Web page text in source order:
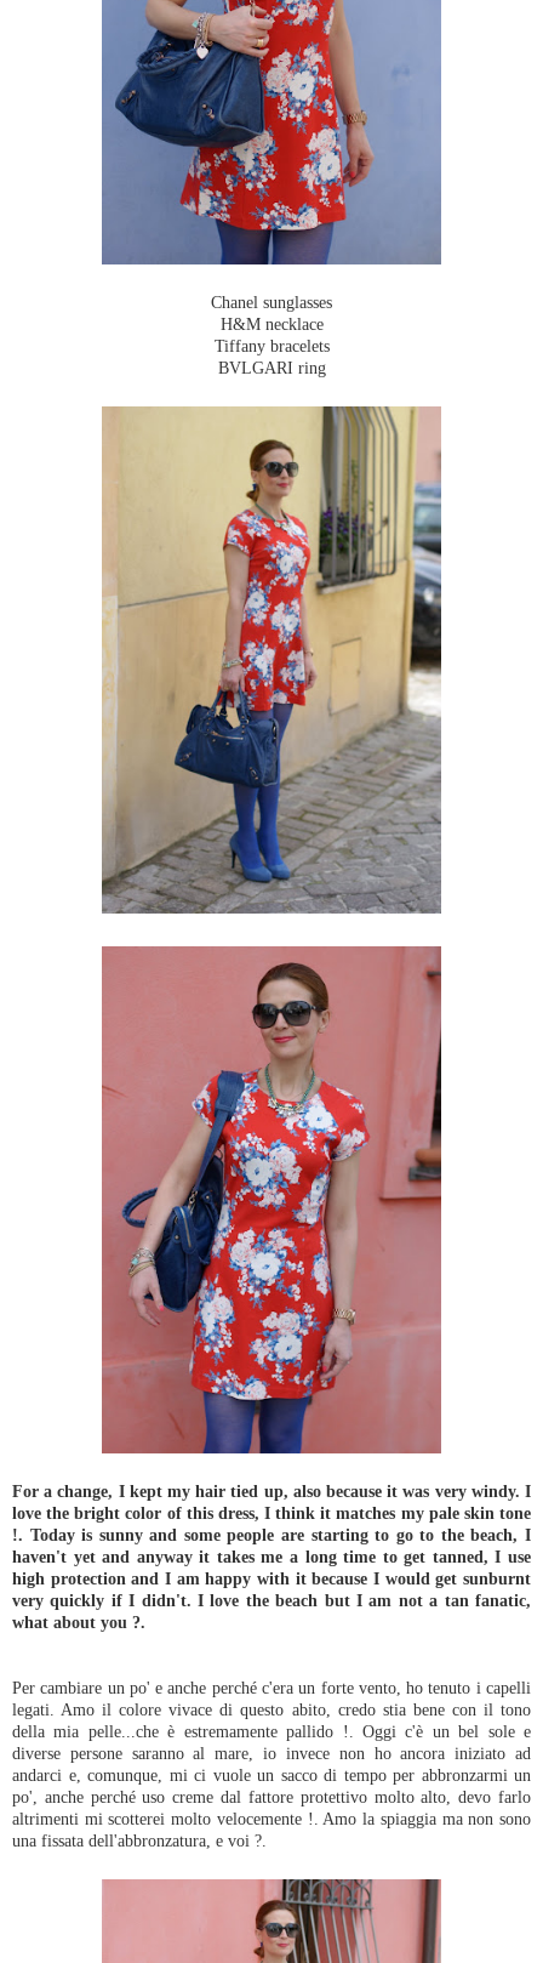
Chanel sunglasses
H&M necklace
Tiffany bracelets
BVLGARI ring
For a change, I kept my hair tied up, also because it was very windy. I
love the bright color of this dress, I think it matches my pale skin tone
!. Today is sunny and some people are starting to go to the beach, I
haven't yet and anyway it takes me a long time to get tanned, I use
high protection and I am happy with it because I would get sunburnt
very quickly if I didn't. I love the beach but I am not a tan fanatic,
what about you ?.
Per cambiare un po' e anche perché c'era un forte vento, ho tenuto i capelli
legati. Amo il colore vivace di questo abito, credo stia bene con il tono
della mia pelle...che è estremamente pallido !. Oggi c'è un bel sole e
diverse persone saranno al mare, io invece non ho ancora iniziato ad
andarci e, comunque, mi ci vuole un sacco di tempo per abbronzarmi un
po', anche perché uso creme dal fattore protettivo molto alto, devo farlo
altrimenti mi scotterei molto velocemente !. Amo la spiaggia ma non sono
una fissata dell'abbronzatura, e voi ?.